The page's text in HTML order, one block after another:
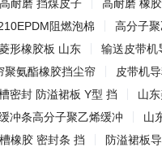
耐磨 挡煤皮子
高耐磨 橡
阻燃泡棉
高分子
形橡胶板 山东
输送皮带机
聚氨酯橡胶挡尘帘
皮带机
密封 防溢裙板 Y型 挡
山
冲条高分子聚乙烯缓冲
山
橡胶 密封条 挡
防溢裙板